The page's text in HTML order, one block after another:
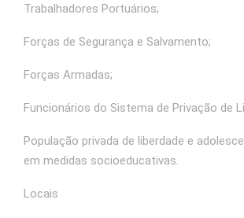
Trabalhadores Portuários;
Forças de Segurança e Salvamento;
Forças Armadas;
Funcionários do Sistema de Privação de
População privada de liberdade e
em medidas socioeducativas.
Locais